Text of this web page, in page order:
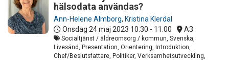
hälsodata användas?
Ann-Helene Almborg, Kristina Klerdal
Onsdag 24 maj 2023 10:30 - 11:00 A3
Socialtjänst / äldreomsorg / kommun, Svenska,
Livesänd, Presentation, Orientering, Introduktion,
Chef/Beslutsfattare, Politiker, Verksamhetsutveckling,